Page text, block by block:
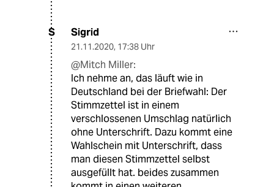
S Sigrid
21.11.2020, 17:38 Uhr
@Mitch Miller:
Ich nehme an, das läuft wie in
Deutschland bei der Briefwahl: Der
Stimmzettel ist in einem
verschlossenen Umschlag natürlich
ohne Unterschrift. Dazu kommt eine
Wahlschein mit Unterschrift, dass
man diesen Stimmzettel selbst
ausgefüllt hat. beides zusammen